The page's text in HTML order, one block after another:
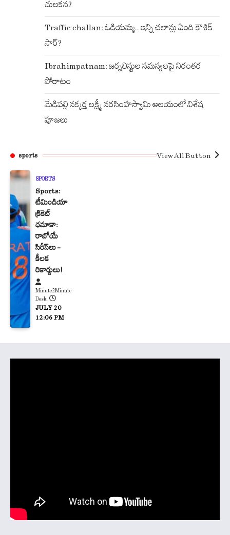
చులకన?
Traffic challan: ఓడియమ్మ.. ఇన్ని చలాన్లు ఏంది కౌశిక్
సార్?
Ibrahimpatnam: జర్నలిస్టుల సమస్యలపై నిరంతర
పోరాటం
మేడిపల్లి నక్కర్త లక్ష్మీ నరసింహస్వామి ఆలయంలో విశేష
పూజలు
sports View All Button
SPORTS
Sports:
టీమిండియా
క్రికెట్
ధమాకా:
రాబోయే
సిరీస్‌లు –
కీలక
రికార్డులు!
Minute2Minute
Desk
JULY 20
12:06 PM